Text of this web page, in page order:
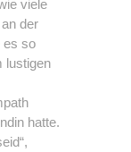
viele
der
es so
lustigen
hatte.